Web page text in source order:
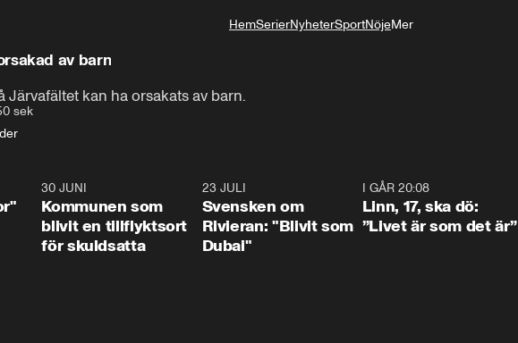
HemSerierNyheterSportNöjeMer
av barn
Järvafältet kan ha orsakats av barn.
sek
1:0730 JUNI
Kommunen som
blivit en tillflyktsort
för skuldsatta
23 JULI
Svensken om
Rivieran: "Blivit som
Dubai"
I GÅR 20:08
Linn, 17, ska dö:
”Livet är som det är”